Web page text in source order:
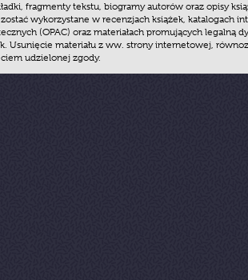
fragmenty tekstu, biogramy autorów oraz opisy
wykorzystane w recenzjach książek, katalogach
(OPAC) oraz materiałach promujących legalną
Usunięcie materiału z ww. strony internetowej,
udzielonej zgody.